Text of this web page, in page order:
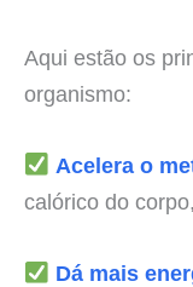
Aqui estão os
organismo:
Acelera o
calórico do
Dá mais